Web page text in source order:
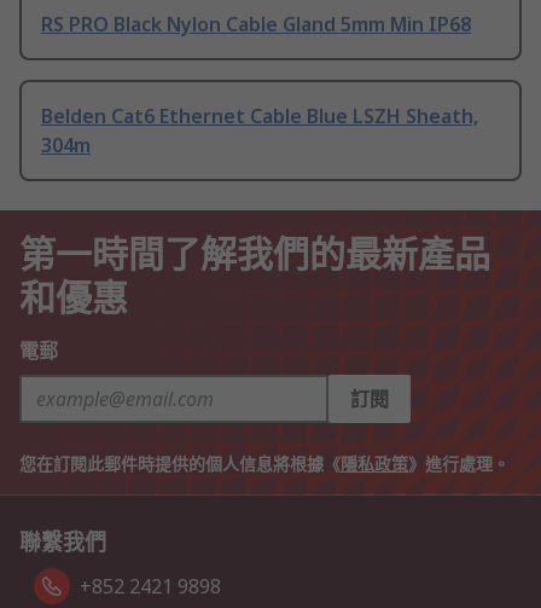
RS PRO Black Nylon Cable Gland 5mm Min IP68
Belden Cat6 Ethernet Cable Blue LSZH Sheath,
304m
第一時間了解我們的最新產品
和優惠
電郵
訂閱
您在訂閱此郵件時提供的個人信息將根據《隱私政策》進行處理。
聯繫我們
+852 2421 9898